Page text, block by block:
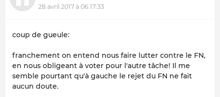
28 avril 2017 à 06:17:33
coup de gueule:
franchement on entend nous faire lutter contre le FN,
en nous obligeant à voter pour l'autre tâche! Il me
semble pourtant qu'à gauche le rejet du FN ne fait
aucun doute.